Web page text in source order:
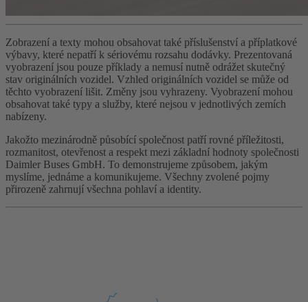
Zobrazení a texty mohou obsahovat také příslušenství a příplatkové
výbavy, které nepatří k sériovému rozsahu dodávky. Prezentovaná
vyobrazení jsou pouze příklady a nemusí nutně odrážet skutečný
stav originálních vozidel. Vzhled originálních vozidel se může od
těchto vyobrazení lišit. Změny jsou vyhrazeny. Vyobrazení mohou
obsahovat také typy a služby, které nejsou v jednotlivých zemích
nabízeny.
Jakožto mezinárodně působící společnost patří rovné příležitosti,
rozmanitost, otevřenost a respekt mezi základní hodnoty společnosti
Daimler Buses GmbH. To demonstrujeme způsobem, jakým
myslíme, jednáme a komunikujeme. Všechny zvolené pojmy
přirozeně zahrnují všechna pohlaví a identity.